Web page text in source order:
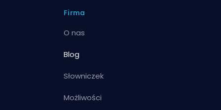
Firma
O nas
Blog
Słowniczek
Możliwości